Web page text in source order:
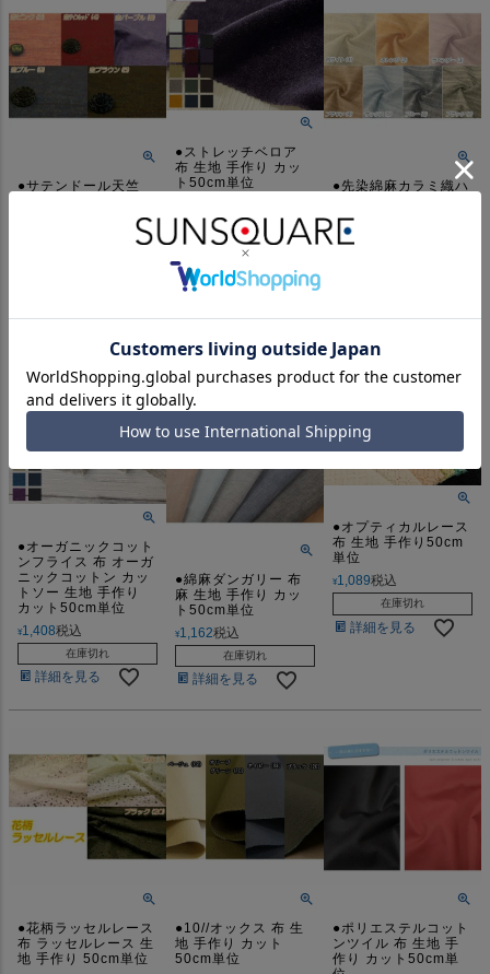
●サテンドール天竺
●ストレッチベロア
布 生地 手作り カッ
ト50cm単位
在庫切れ
詳細を見る
●先染綿麻カラミ織ハ
ダー【コットン】
【リネン】 布 生地
手作り カット50cm
●オーガニックコット
ンフライス 布 オーガ
ニックコットン カッ
トソー 生地 手作り
カット50cm単位
¥1,408税込
在庫切れ
詳細を見る
●綿麻ダンガリー 布
麻 生地 手作り カッ
ト50cm単位
¥1,162税込
在庫切れ
詳細を見る
●オプティカルレース
布 生地 手作り50cm
単位
¥1,089税込
在庫切れ
詳細を見る
●花柄ラッセルレース
布 ラッセルレース 生
地 手作り 50cm単位
●10//オックス 布 生
地 手作り カット
50cm単位
●ポリエステルコット
ンツイル 布 生地 手
作り カット50cm単